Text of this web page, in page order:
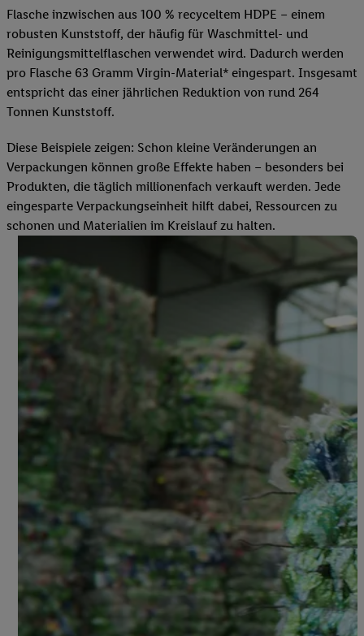
Flasche inzwischen aus 100 % recyceltem HDPE – einem
robusten Kunststoff, der häufig für Waschmittel- und
Reinigungsmittelflaschen verwendet wird. Dadurch werden
pro Flasche 63 Gramm Virgin-Material* eingespart. Insgesamt
entspricht das einer jährlichen Reduktion von rund 264
Tonnen Kunststoff.
Diese Beispiele zeigen: Schon kleine Veränderungen an
Verpackungen können große Effekte haben – besonders bei
Produkten, die täglich millionenfach verkauft werden. Jede
eingesparte Verpackungseinheit hilft dabei, Ressourcen zu
schonen und Materialien im Kreislauf zu halten.